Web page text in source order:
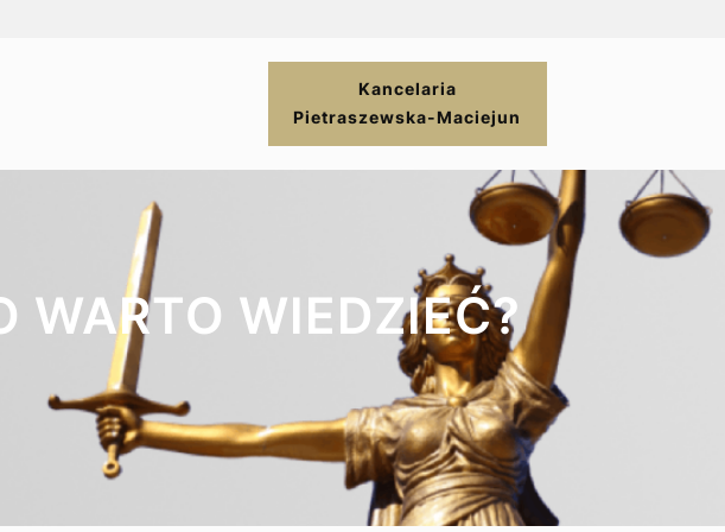
Kancelaria
Pietraszewska-Maciejun
WARTO WIEDZIEĆ?